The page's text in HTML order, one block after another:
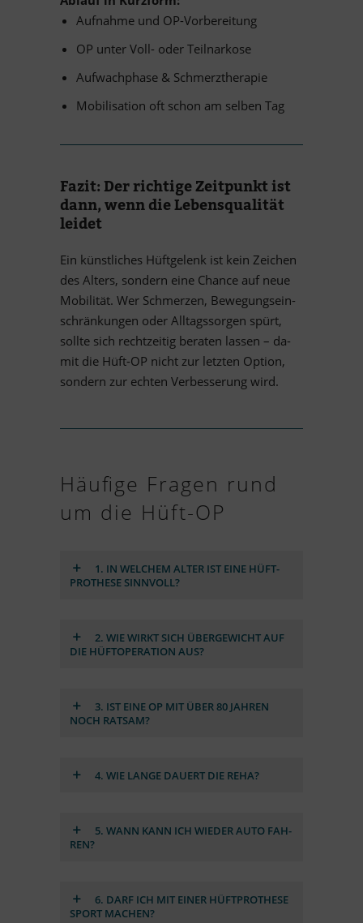
Auf­nahme und OP-Vorbereitung
OP un­ter Voll- oder Teilnarkose
Auf­wach­phase &Schmerztherapie
Mo­bi­li­sa­tion oft schon am sel­ben Tag
Fa­zit: Der rich­tige Zeit­punkt ist
dann, wenn die Le­bens­qua­li­tät
leidet
Ein künst­li­ches Hüft­ge­lenk ist kein Zei­chen
des Al­ters, son­dern eine Chance auf neue
Mo­bi­li­tät. Wer Schmer­zen, Be­we­gungs­ein­
schrän­kun­gen oder All­tags­sor­gen spürt,
sollte sich recht­zei­tig be­ra­ten las­sen – da­
mit die Hüft-OP nicht zur letz­ten Op­tion,
son­dern zur ech­ten Ver­bes­se­rung wird.
Häu­fige Fra­gen rund
um die Hüft-OP
1. IN WEL­CHEM AL­TER IST EINE HÜFT­
PROTHESE SINN­VOLL?
2. WIE WIRKT SICH ÜBER­GE­WICHT AUF
DIE HÜFT­OPE­RA­TION AUS?
3. IST EINE OP MIT ÜBER 80 JAH­REN
NOCH RAT­SAM?
4. WIE LANGE DAU­ERT DIE REHA?
5. WANN KANN ICH WIE­DER AUTO FAH­
REN?
6. DARF ICH MIT EI­NER HÜFT­PROTHESE
SPORT MA­CHEN?